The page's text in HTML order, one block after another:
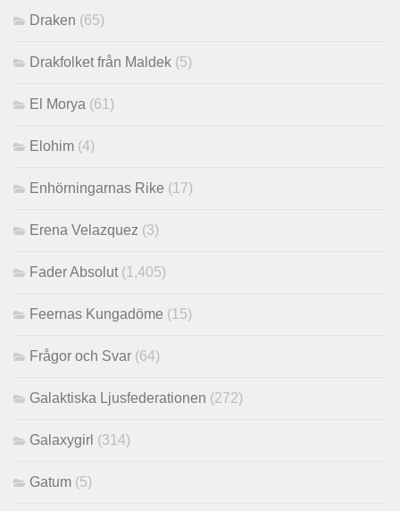
Draken (65)
Drakfolket från Maldek (5)
El Morya (61)
Elohim (4)
Enhörningarnas Rike (17)
Erena Velazquez (3)
Fader Absolut (1,405)
Feernas Kungadöme (15)
Frågor och Svar (64)
Galaktiska Ljusfederationen (272)
Galaxygirl (314)
Gatum (5)